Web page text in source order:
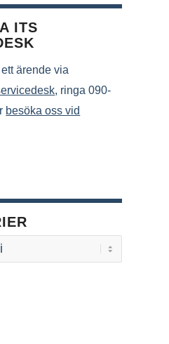
ITS
ärende via
, ringa 090-
besöka oss vid